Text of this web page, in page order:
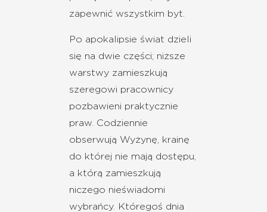
zapewnić wszystkim byt.
Po apokalipsie świat dzieli
się na dwie części; niższe
warstwy zamieszkują
szeregowi pracownicy
pozbawieni praktycznie
praw. Codziennie
obserwują Wyżynę, krainę
do której nie mają dostępu,
a którą zamieszkują
niczego nieświadomi
wybrańcy. Któregoś dnia